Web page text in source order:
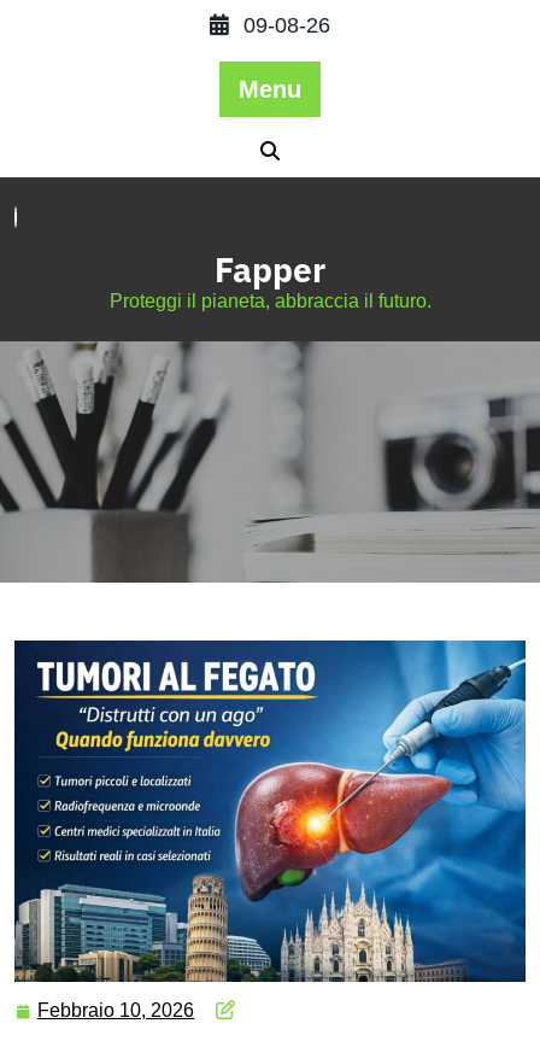
09-08-26
Menu
Fapper
Proteggi il pianeta, abbraccia il futuro.
Febbraio 10, 2026